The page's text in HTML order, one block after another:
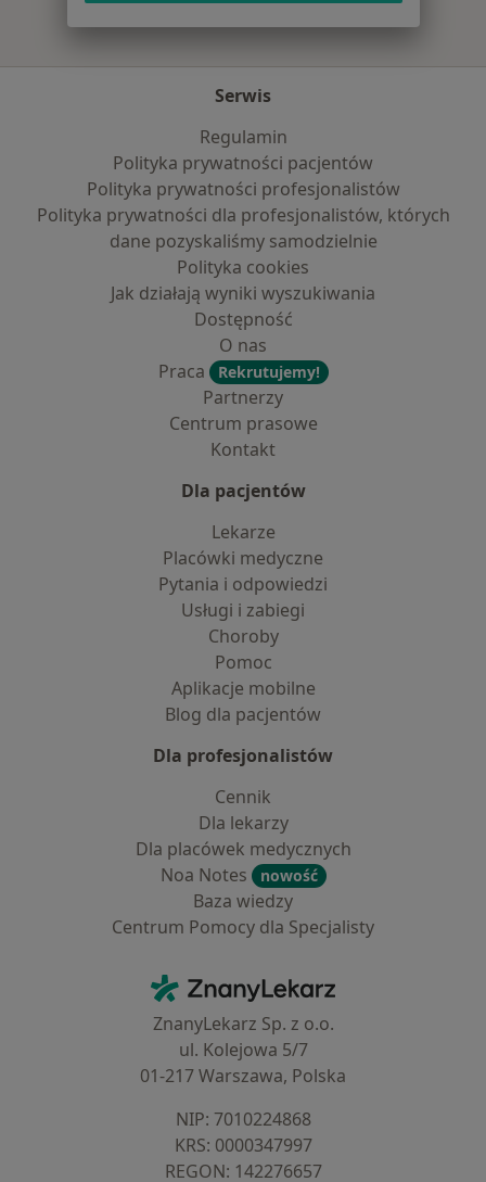
Serwis
Regulamin
Polityka prywatności pacjentów
Polityka prywatności profesjonalistów
Polityka prywatności dla profesjonalistów, których
dane pozyskaliśmy samodzielnie
Polityka cookies
Jak działają wyniki wyszukiwania
Dostępność
O nas
Praca
Rekrutujemy!
Partnerzy
Centrum prasowe
Kontakt
Dla pacjentów
Lekarze
Placówki medyczne
Pytania i odpowiedzi
Usługi i zabiegi
Choroby
Pomoc
Aplikacje mobilne
Blog dla pacjentów
Dla profesjonalistów
Cennik
Dla lekarzy
Dla placówek medycznych
Noa Notes
nowość
Baza wiedzy
Centrum Pomocy dla Specjalisty
ZnanyLekarz - Strona główna
ZnanyLekarz Sp. z o.o.
ul. Kolejowa 5/7
01-217 Warszawa, Polska
NIP: ⁠7010224868
KRS: ⁠0000347997
REGON: ⁠142276657